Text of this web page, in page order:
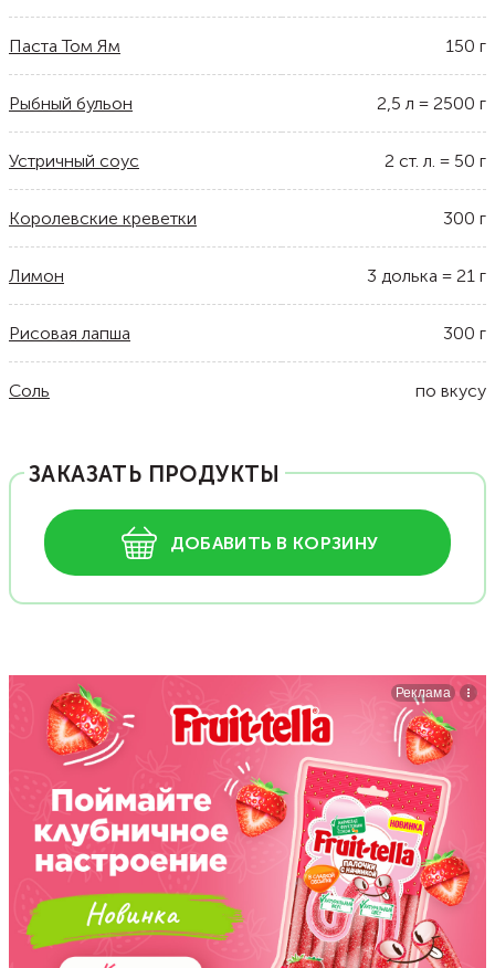
Паста Том Ям 150 г
Рыбный бульон 2,5 л = 2500 г
Устричный соус 2 ст. л. = 50 г
Королевские креветки 300 г
Лимон 3 долька = 21 г
Рисовая лапша 300 г
Соль по вкусу
ЗАКАЗАТЬ ПРОДУКТЫ
ДОБАВИТЬ В КОРЗИНУ